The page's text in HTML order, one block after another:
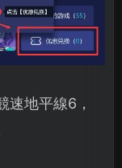
速地平線6，